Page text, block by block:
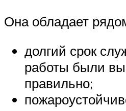
Она обладает
долгий срок
работы были
правильно;